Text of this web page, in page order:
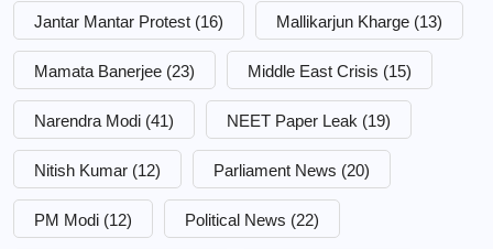
Jantar Mantar Protest (16) Mallikarjun Kharge (13)
Mamata Banerjee (23) Middle East Crisis (15)
Narendra Modi (41) NEET Paper Leak (19)
Nitish Kumar (12) Parliament News (20)
PM Modi (12) Political News (22)